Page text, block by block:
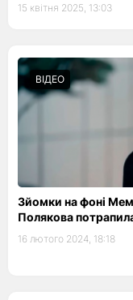
15 квітня 2025, 13:03
ВІДЕО
Зйомки на фоні
Полякова
16 лютого 2024, 18:18